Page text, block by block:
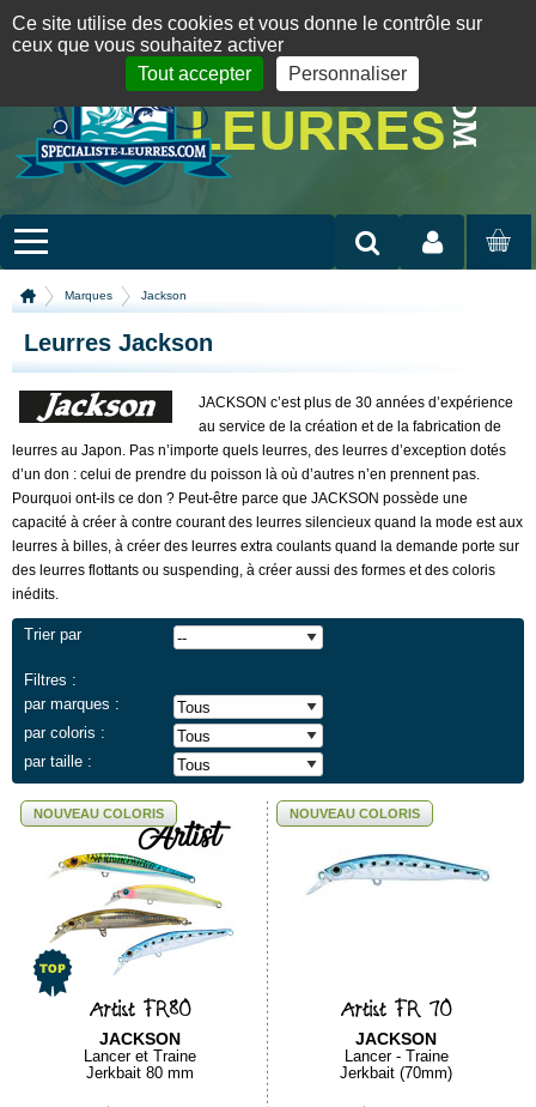
09 72 36 55 01 06 08 07 98 87 English version
MON
Marques Jackson
Leurres Jackson
JACKSON c’est plus de 30 années d’expérience
au service de la création et de la fabrication de
leurres au Japon. Pas n’importe quels leurres, des leurres d’exception dotés
d’un don : celui de prendre du poisson là où d’autres n’en prennent pas.
Pourquoi ont-ils ce don ? Peut-être parce que JACKSON possède une
capacité à créer à contre courant des leurres silencieux quand la mode est aux
leurres à billes, à créer des leurres extra coulants quand la demande porte sur
des leurres flottants ou suspending, à créer aussi des formes et des coloris
inédits.
Trier par
Filtres :
par marques :
par coloris :
par taille :
NOUVEAU COLORIS
Artist FR80
JACKSON
Lancer et Traine
Jerkbait 80 mm
NOUVEAU COLORIS
Artist FR 70
JACKSON
Lancer - Traine
Jerkbait (70mm)
Panneau de gestion des cookies
Ce site utilise des cookies et vous donne le contrôle sur
ceux que vous souhaitez activer
Tout accepter
Personnaliser